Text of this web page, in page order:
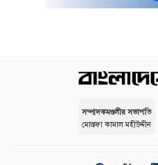
সম্পাদকমণ্ডলীর সভাপতি
মোস্তফা কামাল মহীউদ্দীন